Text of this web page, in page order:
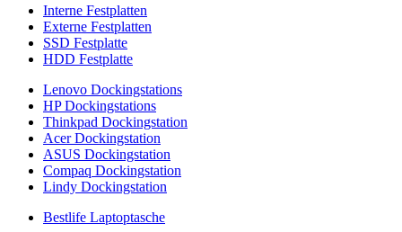
Interne Festplatten
Externe Festplatten
SSD Festplatte
HDD Festplatte
Lenovo Dockingstations
HP Dockingstations
Thinkpad Dockingstation
Acer Dockingstation
ASUS Dockingstation
Compaq Dockingstation
Lindy Dockingstation
Bestlife Laptoptasche